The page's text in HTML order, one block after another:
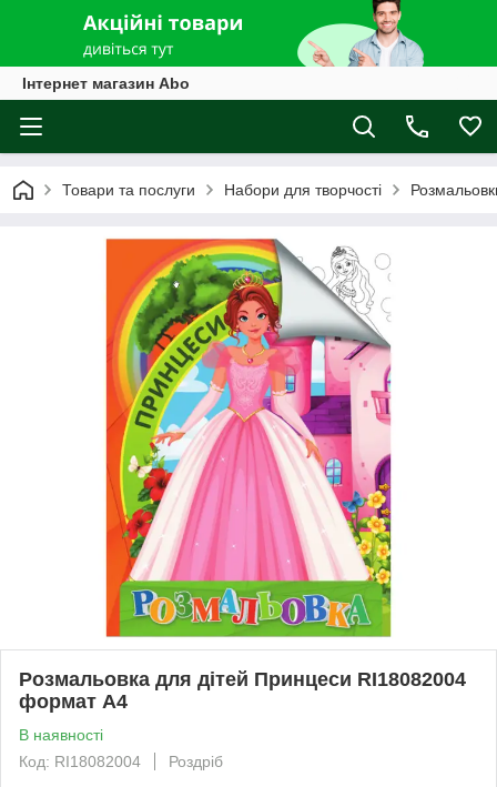
Інтернет магазин Abo
Товари та послуги Набори для творчості
Розмальовка для дітей Принцеси RI18082004
формат А4
В наявності
Код: RI18082004
Роздріб